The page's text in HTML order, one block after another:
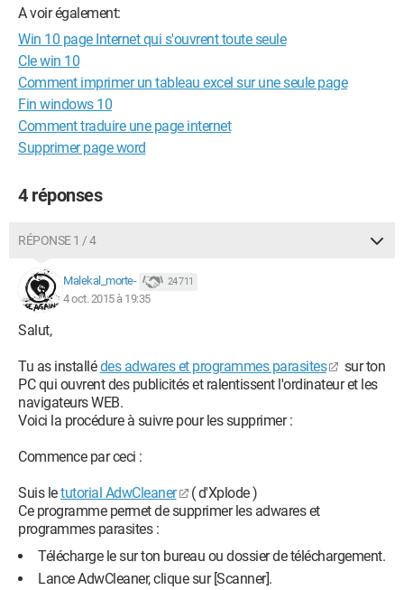
A voir également:
Win 10 page Internet qui s'ouvrent toute seule
Cle win 10
Comment imprimer un tableau excel sur une seule page
Fin windows 10
Comment traduire une page internet
Supprimer page word
4 réponses
RÉPONSE 1 / 4
Malekal_morte- 24 711
4 oct. 2015 à 19:35
Salut,
Tu as installédes adwares et programmes parasites
sur ton
PC qui ouvrent des publicités et ralentissent l'ordinateur et les
navigateurs WEB.
Voici la procédure à suivre pour les supprimer :
Commence par ceci :
Suis letutorial AdwCleaner
( d'Xplode )
Ce programme permet de supprimer les adwares et
programmes parasites :
Télécharge le sur ton bureau ou dossier de téléchargement.
Lance AdwCleaner, clique sur [Scanner].